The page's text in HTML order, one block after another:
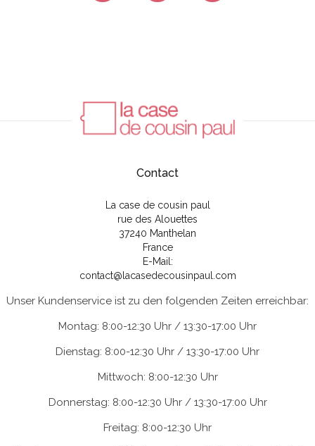
Contact
La case de cousin paul
rue des Alouettes
37240 Manthelan
France
E-Mail:
contact@lacasedecousinpaul.com
Unser Kundenservice ist zu den folgenden Zeiten erreichbar:
Montag: 8:00-12:30 Uhr / 13:30-17:00 Uhr
Dienstag: 8:00-12:30 Uhr / 13:30-17:00 Uhr
Mittwoch: 8:00-12:30 Uhr
Donnerstag: 8:00-12:30 Uhr / 13:30-17:00 Uhr
Freitag: 8:00-12:30 Uhr